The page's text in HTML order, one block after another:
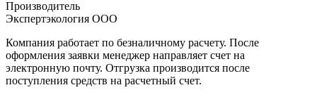
Производитель
Экспертэкология ООО
Компания работает по безналичному расчету. После
оформления заявки менеджер направляет счет на
электронную почту. Отгрузка производится после
поступления средств на расчетный счет.